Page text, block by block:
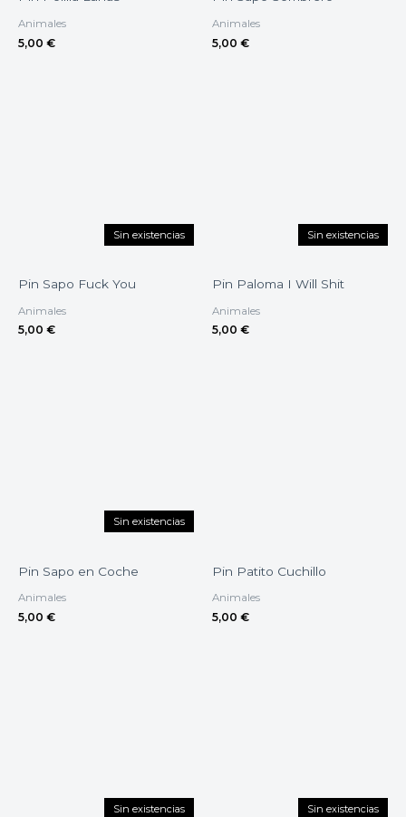
Animales
5,00 €
Animales
5,00 €
Sin existencias
Pin Sapo Fuck You
Animales
5,00 €
Sin existencias
Pin Paloma I Will Shit
Animales
5,00 €
Sin existencias
Pin Sapo en Coche
Animales
5,00 €
Pin Patito Cuchillo
Animales
5,00 €
Sin existencias Sin existencias